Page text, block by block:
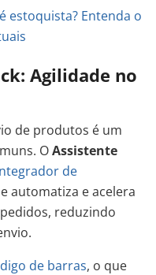
estoquista? Entenda o
Agilidade no
de produtos é um
OAssistente
de
automatiza e acelera
reduzindo
de barras, o que